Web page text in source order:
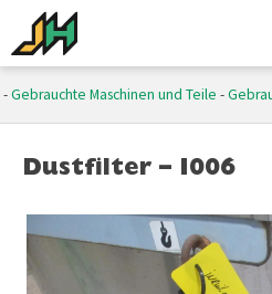
-Gebrauchte Maschinen und Teile -
Dustfilter – I006